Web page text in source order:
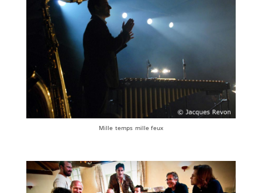
Mille temps mille feux